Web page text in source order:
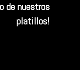
de nuestros
platillos!